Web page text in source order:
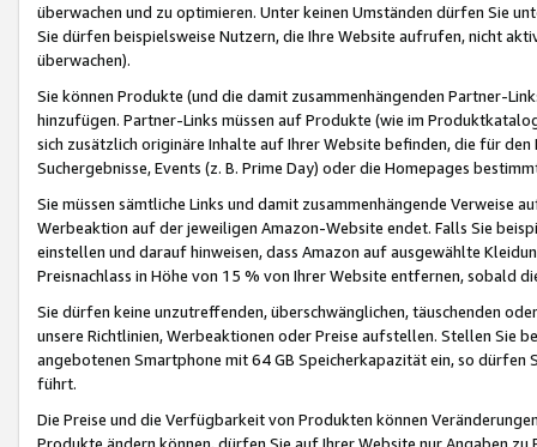
überwachen und zu optimieren. Unter keinen Umständen dürfen Sie
Sie dürfen beispielsweise Nutzern, die Ihre Website aufrufen, nicht
überwachen).
Sie können Produkte (und die damit zusammenhängenden Partner-
hinzufügen. Partner-Links müssen auf Produkte (wie im
sich zusätzlich originäre Inhalte auf Ihrer Website befinden, die für
Suchergebnisse, Events (z. B. Prime Day) oder die Homepages
Sie müssen sämtliche Links und damit zusammenhängende
Werbeaktion auf der jeweiligen Amazon-Website endet. Falls Sie
einstellen und darauf hinweisen, dass Amazon auf ausgewählte
Preisnachlass in Höhe von 15 % von Ihrer Website entfernen, sobald
Sie dürfen keine unzutreffenden, überschwänglichen, täuschenden
unsere Richtlinien, Werbeaktionen oder Preise aufstellen. Stellen Sie
angebotenen Smartphone mit 64 GB Speicherkapazität ein, so dürfen
führt.
Die Preise und die Verfügbarkeit von Produkten können
Produkte ändern können, dürfen Sie auf Ihrer Website nur Angaben